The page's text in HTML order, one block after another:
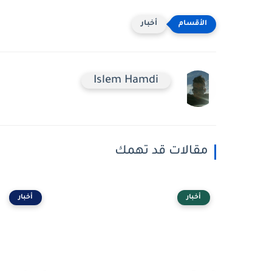
أخبار
Islem Hamdi
مقالات قد تهمك
أخبار أخبار